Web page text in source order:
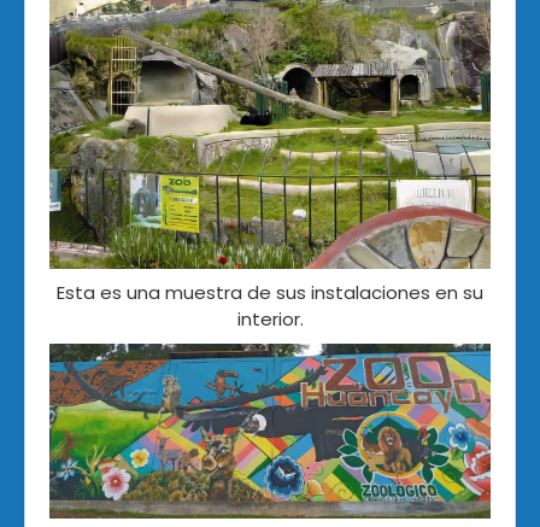
Esta es una muestra de sus instalaciones en su
interior.